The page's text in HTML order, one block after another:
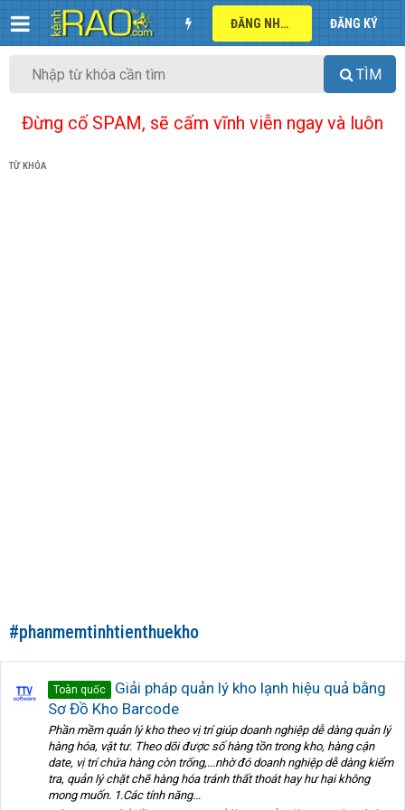
ĐĂNG NHẬP ĐĂNG KÝ
TÌM
Đừng cố SPAM, sẽ cấm vĩnh viễn ngay và luôn
TỪ KHÓA
#phanmemtinhtienthuekho
Toàn quốc
Giải pháp quản lý kho lạnh hiệu quả bằng
Sơ Đồ Kho Barcode
Phần mềm quản lý kho theo vị trí giúp doanh nghiệp dễ dàng quản lý
hàng hóa, vật tư. Theo dõi được số hàng tồn trong kho, hàng cận
date, vị trí chứa hàng còn trống,...nhờ đó doanh nghiệp dễ dàng kiểm
tra, quản lý chặt chẽ hàng hóa tránh thất thoát hay hư hại không
mong muốn. 1.Các tính năng...